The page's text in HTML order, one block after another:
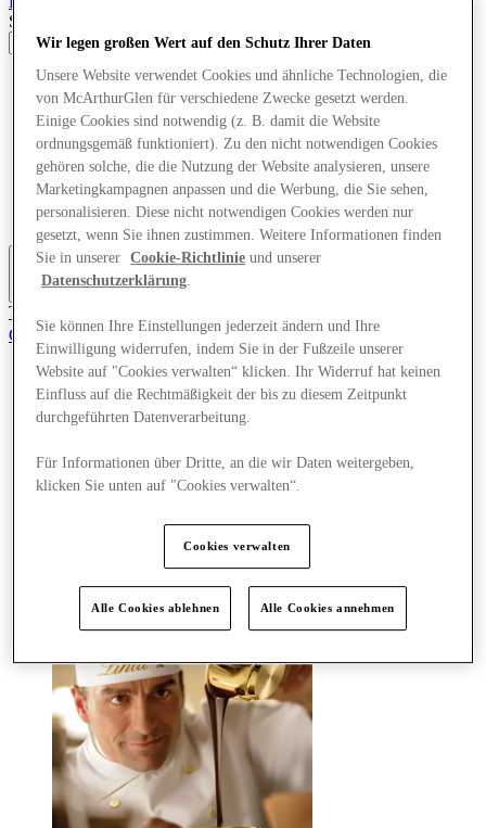
Search input
Geschäfte
Angebote
Planen Sie Ihren Besuch
Was läuft
Essen & Trinken
Dienstleistungen
Geschenkkarten
Mittelkarte
More
Tritt dem Club bei.
Gerettet
de
Geschäfte
Angebote
Planen Sie Ihren Besuch
Essen & Trinken
Dienstleistungen
More
Wir legen großen Wert auf den Schutz Ihrer Daten
Unsere Website verwendet Cookies und ähnliche Technologien, die
von McArthurGlen für verschiedene Zwecke gesetzt werden.
Einige Cookies sind notwendig (z. B. damit die Website
ordnungsgemäß funktioniert). Zu den nicht notwendigen Cookies
gehören solche, die die Nutzung der Website analysieren, unsere
Marketingkampagnen anpassen und die Werbung, die Sie sehen,
personalisieren. Diese nicht notwendigen Cookies werden nur
gesetzt, wenn Sie ihnen zustimmen. Weitere Informationen finden
Sie in unserer
Cookie-Richtlinie und unserer
Datenschutzerklärung
Sie können Ihre Einstellungen jederzeit ändern und Ihre
Einwilligung widerrufen, indem Sie in der Fußzeile unserer
Website auf "Cookies verwalten“ klicken. Ihr Widerruf hat keinen
Einfluss auf die Rechtmäßigkeit der bis zu diesem Zeitpunkt
durchgeführten Datenverarbeitung.
Für Informationen über Dritte, an die wir Daten weitergeben,
klicken Sie unten auf "Cookies verwalten“.
Cookies verwalten
Alle Cookies ablehnen Alle Cookies annehmen